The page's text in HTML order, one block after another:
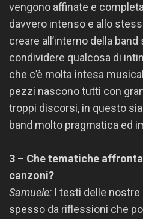
vengono affinate e
davvero intenso e allo
creare all’interno della
condividere qualcosa di
che c’è molta intesa
pezzi nascono tutti con
troppi discorsi, in questo
band molto pragmatica ed
3 – Che tematiche
canzoni?
Samuele: I testi delle
spesso da riflessioni che